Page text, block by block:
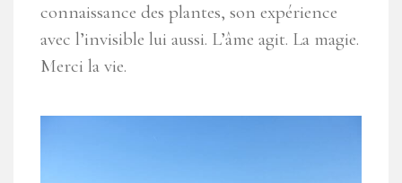
connaissance des plantes, son expérience
avec l’invisible lui aussi. L’âme agit. La magie.
Merci la vie.